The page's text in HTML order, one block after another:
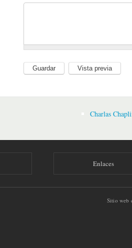
Charlas
Enlaces
Sitio web